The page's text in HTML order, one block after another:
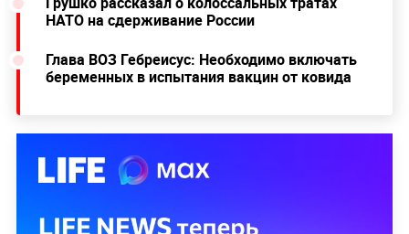
НАТО на сдерживание России
Глава ВОЗ Гебреисус: Необходимо включать
беременных в испытания вакцин от ковида